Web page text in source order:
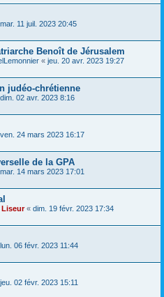
mar. 11 juil. 2023 20:45
Benoît de Jérusalem
« jeu. 20 avr. 2023 19:27
judéo-chrétienne
dim. 02 avr. 2023 8:16
ven. 24 mars 2023 16:17
de la GPA
mar. 14 mars 2023 17:01
Liseur« dim. 19 févr. 2023 17:34
lun. 06 févr. 2023 11:44
jeu. 02 févr. 2023 15:11